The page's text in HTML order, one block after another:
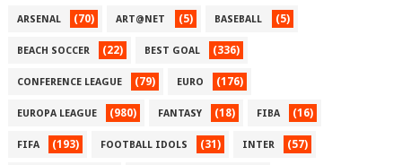
ARSENAL (70) ART@NET (5) BASEBALL (5)
BEACH SOCCER (22) BEST GOAL (336)
CONFERENCE LEAGUE (79) EURO (176)
EUROPA LEAGUE (980) FANTASY (18) FIBA (16)
FIFA (193) FOOTBALL IDOLS (31) INTER (57)